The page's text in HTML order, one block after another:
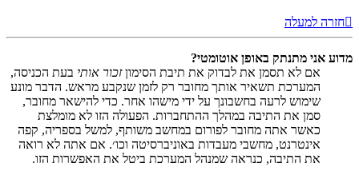
חזרה למעלה
מדוע אני מתנתק באופן אוטומטי?
אם לא תסמן את לבדוק את תיבת הסימוןזכור אותי בעת הכניסה,
המערכת תשאיר אותך מחובר רק לזמן שנקבע מראש. הדבר מונע
שימוש לרעה בחשבונך על ידי מישהו אחר. כדי להישאר מחובר,
סמן את התיבה במהלך ההתחברות. הפעולה הזו לא מומלצת
כאשר אתה מחובר לפורום במחשב משותף, למשל בספריה, קפה
אינטרנט, מחשבי מעבדות באוניברסיטה וכו׳. אם אתה לא רואה
את התיבה, כנראה שמנהל המערכת ביטל את האפשרות הזו.